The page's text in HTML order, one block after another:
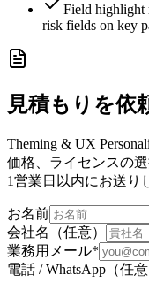
Field highlight
risk fields on key
見積もりを依
Theming & UX
価格、ライセンスの
1営業日以内にお送り
お名前
会社名（任意）
業務用メール*
電話 / WhatsApp（任意